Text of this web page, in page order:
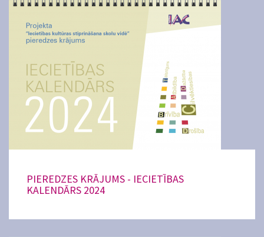
PIEREDZES KRĀJUMS - IECIETĪBAS
KALENDĀRS 2024